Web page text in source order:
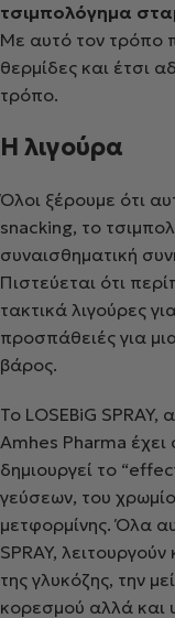
τσιμπολόγημα
Με αυτό τον τρόπο
θερμίδες και έτσι
τρόπο.
H λιγούρα
Όλοι ξέρουμε ότι
snacking, το
συναισθηματική
Πιστεύεται ότι
τακτικά λιγούρες
προσπάθειές για
βάρος.
Το LOSEBiG SPRAY,
Amhes Pharma έχει
δημιουργεί το
γεύσεων, του
μετφορμίνης. Όλα
SPRAY,
της γλυκόζης, την
κορεσμού αλλά και